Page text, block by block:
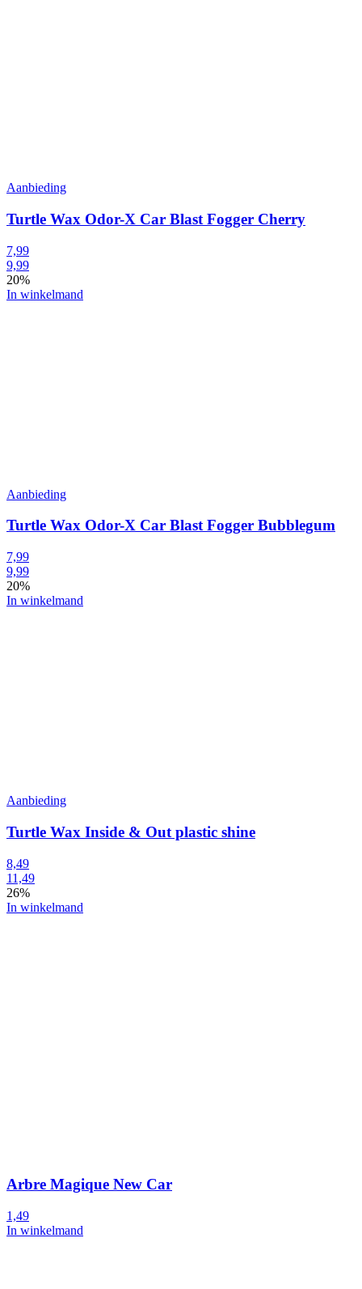
Aanbieding
Turtle Wax Odor-X Car Blast Fogger Cherry
7,99
9,99
20%
In winkelmand
Aanbieding
Turtle Wax Odor-X Car Blast Fogger Bubblegum
7,99
9,99
20%
In winkelmand
Aanbieding
Turtle Wax Inside & Out plastic shine
8,49
11,49
26%
In winkelmand
Arbre Magique New Car
1,49
In winkelmand